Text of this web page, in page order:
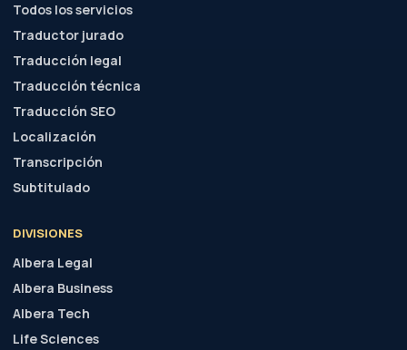
Todos los servicios
Traductor jurado
Traducción legal
Traducción técnica
Traducción SEO
Localización
Transcripción
Subtitulado
DIVISIONES
Albera Legal
Albera Business
Albera Tech
Life Sciences